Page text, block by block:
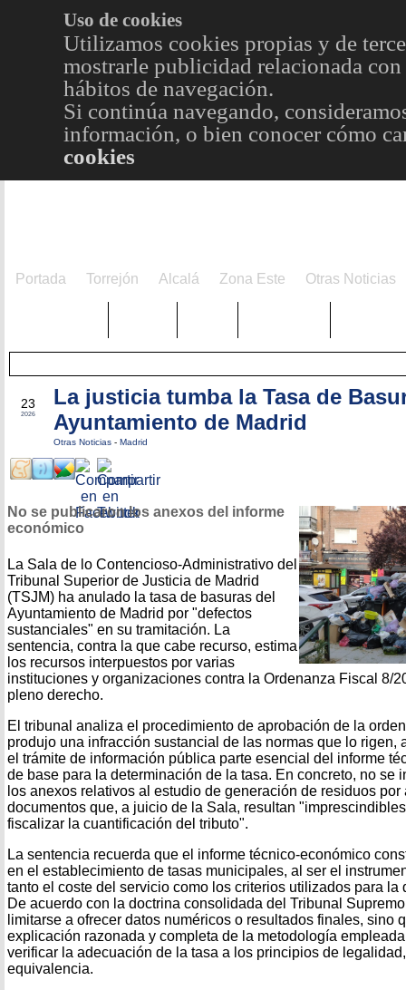
Uso de cookies
Utilizamos cookies propias y de
mostrarle publicidad relacionada
hábitos de navegación.
Si continúa navegando,
información, o bien conocer cómo
cookies
Portada Torrejón Alcalá Zona Este Otras Noticias
23
2026
La justicia tumba la Tasa de
Ayuntamiento de Madrid
Otras Noticias - Madrid
No se publicaron los anexos del informe
económico
La Sala de lo Contencioso-Administrativo del
Tribunal Superior de Justicia de Madrid
(TSJM) ha anulado la tasa de basuras del
Ayuntamiento de Madrid por "defectos
sustanciales" en su tramitación. La
sentencia, contra la que cabe recurso, estima
los recursos interpuestos por varias
instituciones y organizaciones contra la Ordenanza Fiscal 8/
pleno derecho.
El tribunal analiza el procedimiento de aprobación de la
produjo una infracción sustancial de las normas que lo rigen,
el trámite de información pública parte esencial del informe
de base para la determinación de la tasa. En concreto, no se
los anexos relativos al estudio de generación de residuos
documentos que, a juicio de la Sala, resultan
fiscalizar la cuantificación del tributo".
La sentencia recuerda que el informe técnico-económico
en el establecimiento de tasas municipales, al ser el
tanto el coste del servicio como los criterios utilizados para la
De acuerdo con la doctrina consolidada del Tribunal
limitarse a ofrecer datos numéricos o resultados finales, sino
explicación razonada y completa de la metodología
verificar la adecuación de la tasa a los principios de
equivalencia.